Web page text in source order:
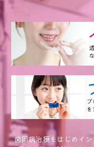
歯周病治療をはじめイ